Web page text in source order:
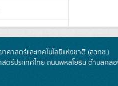
าสตร์และเทคโนโลยีแห่งชาติ (สวทช.)
ตร์ประเทศไทย ถนนพหลโยธิน ตำบลค